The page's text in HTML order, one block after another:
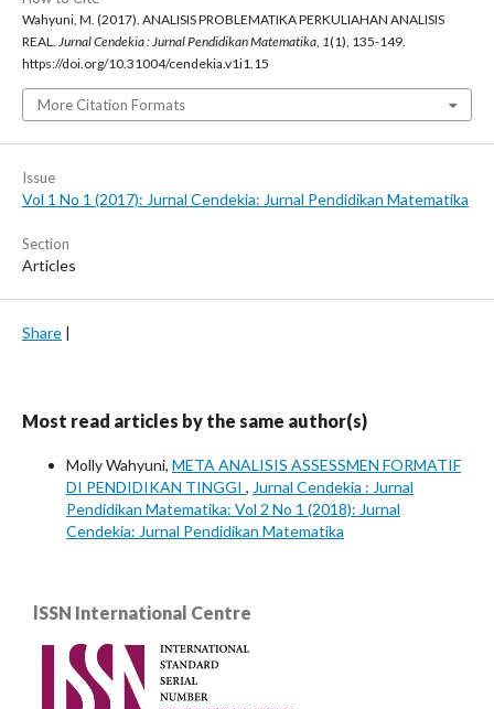
Wahyuni, M. (2017). ANALISIS PROBLEMATIKA PERKULIAHAN ANALISIS
REAL. Jurnal Cendekia : Jurnal Pendidikan Matematika, 1(1), 135-149.
https://doi.org/10.31004/cendekia.v1i1.15
More Citation Formats
Issue
Vol 1 No 1 (2017): Jurnal Cendekia: Jurnal Pendidikan Matematika
Section
Articles
Share |
Most read articles by the same author(s)
Molly Wahyuni, META ANALISIS ASSESSMEN FORMATIF
DI PENDIDIKAN TINGGI , Jurnal Cendekia : Jurnal
Pendidikan Matematika: Vol 2 No 1 (2018): Jurnal
Cendekia: Jurnal Pendidikan Matematika
lSSN International Centre